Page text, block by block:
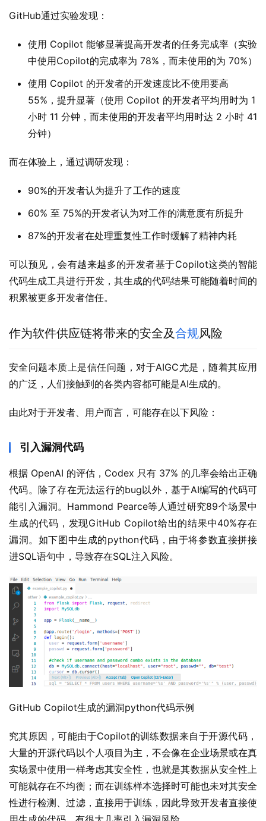
GitHub通过实验发现：
使用 Copilot 能够显著提高开发者的任务完成率（实验
中使用Copilot的完成率为 78%，而未使用的为 70%）
使用 Copilot 的开发者的开发速度比不使用要高
55%，提升显著（使用 Copilot 的开发者平均用时为 1
小时 11 分钟，而未使用的开发者平均用时达 2 小时 41
分钟）
而在体验上，通过调研发现：
90%的开发者认为提升了工作的速度
60% 至 75%的开发者认为对工作的满意度有所提升
87%的开发者在处理重复性工作时缓解了精神内耗
可以预见，会有越来越多的开发者基于Copilot这类的智能
代码生成工具进行开发，其生成的代码结果可能随着时间的
积累被更多开发者信任。
作为软件供应链将带来的安全及合规风险
安全问题本质上是信任问题，对于AIGC尤是，随着其应用
的广泛，人们接触到的各类内容都可能是AI生成的。
由此对于开发者、用户而言，可能存在以下风险：
引入漏洞代码
根据 OpenAI 的评估，Codex 只有 37% 的几率会给出正确
代码。除了存在无法运行的bug以外，基于AI编写的代码可
能引入漏洞。Hammond Pearce等人通过研究89个场景中
生成的代码，发现GitHub Copilot给出的结果中40%存在
漏洞。如下图中生成的python代码，由于将参数直接拼接
进SQL语句中，导致存在SQL注入风险。
GitHub Copilot生成的漏洞python代码示例
究其原因，可能由于Copilot的训练数据来自于开源代码，
大量的开源代码以个人项目为主，不会像在企业场景或在真
实场景中使用一样考虑其安全性，也就是其数据从安全性上
可能就存在不均衡；而在训练样本选择时可能也未对其安全
性进行检测、过滤，直接用于训练，因此导致开发者直接使